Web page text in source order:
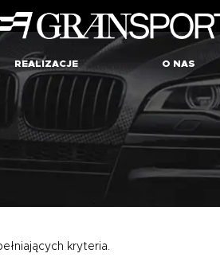
REALIZACJE O NAS
kryteria.